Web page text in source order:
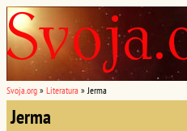
Svoja.org » Literatura » Jerma
Jerma